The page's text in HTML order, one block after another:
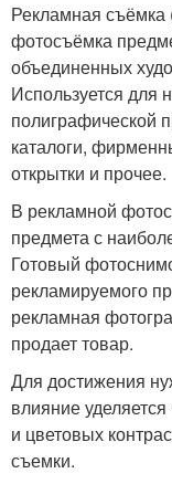
Рекламная
фотосъёмка
объединенных
Используется для
полиграфической
каталоги,
открытки и прочее.
В рекламной
предмета с
Готовый
рекламируемого
рекламная
продает товар.
Для достижения
влияние
и цветовых
съемки.